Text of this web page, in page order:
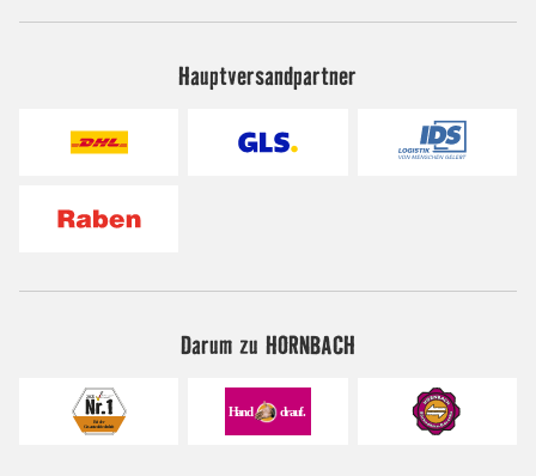
Hauptversandpartner
Darum zu HORNBACH